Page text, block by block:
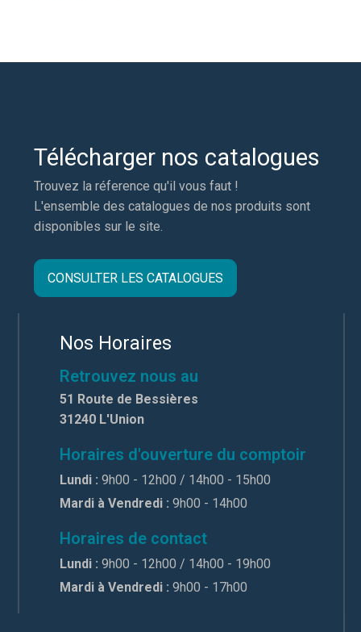
Télécharger nos catalogues
Trouvez la réference qu'il vous faut !
L'ensemble des catalogues de nos produits sont
disponibles sur le site.
CONSULTER LES CATALOGUES
Nos Horaires
Retrouvez nous au
51 Route de Bessières
31240 L'Union
Horaires d'ouverture du comptoir
Lundi : 9h00 - 12h00 / 14h00 - 15h00
Mardi à Vendredi : 9h00 - 14h00
Horaires de contact
Lundi : 9h00 - 12h00 / 14h00 - 19h00
Mardi à Vendredi : 9h00 - 17h00